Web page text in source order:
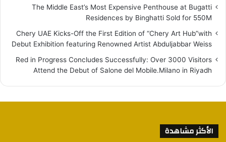
The Middle East’s Most Expensive Penthouse at Bugatti
Residences by Binghatti Sold for 550M
Chery UAE Kicks-Off the First Edition of “Chery Art Hub”with
Debut Exhibition featuring Renowned Artist Abduljabbar Weiss
Red in Progress Concludes Successfully: Over 3000 Visitors
Attend the Debut of Salone del Mobile.Milano in Riyadh
الأكثر مشاهدة